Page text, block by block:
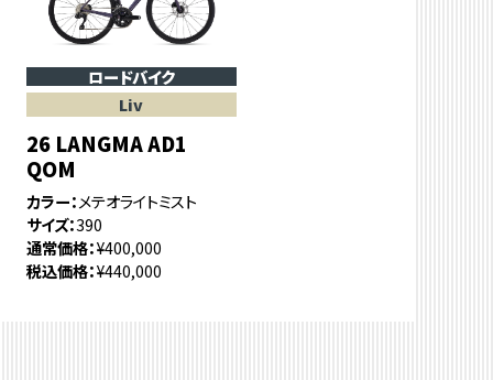
ロードバイク
Liv
26 LANGMA AD1
QOM
カラー メテオライトミスト
サイズ 390
通常価格 ¥400,000
税込価格 ¥440,000